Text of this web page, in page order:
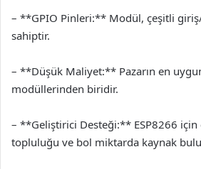
– **GPIO Pinleri:** Modül, çeşitli giriş/
sahiptir.
– **Düşük Maliyet:** Pazarın en
modüllerinden biridir.
– **Geliştirici Desteği:** ESP8266
topluluğu ve bol miktarda kaynak